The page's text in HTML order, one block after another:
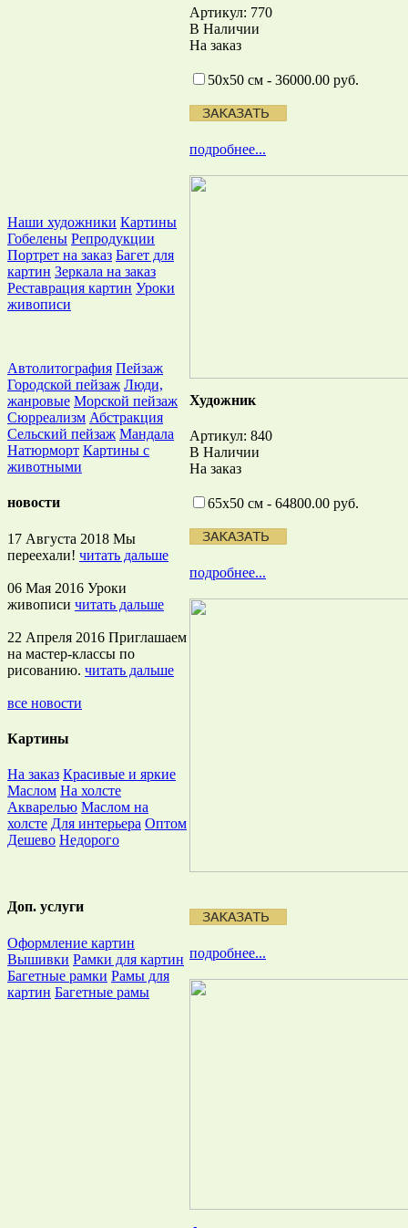
Наши художники Картины
Гобелены Репродукции
Портрет на заказ Багет для
картин Зеркала на заказ
Реставрация картин Уроки
живописи
Автолитография Пейзаж
Городской пейзаж Люди,
жанровые Морской пейзаж
Сюрреализм Абстракция
Сельский пейзаж Мандала
Натюрморт Картины с
животными
новости
17 Августа 2018 Мы
переехали! читать дальше
06 Мая 2016 Уроки
живописи читать дальше
22 Апреля 2016 Приглашаем
на мастер-классы по
рисованию. читать дальше
все новости
Картины
На заказ Красивые и яркие
Маслом На холсте
Акварелью Маслом на
холсте Для интерьера Оптом
Дешево Недорого
Доп. услуги
Оформление картин
Вышивки Рамки для картин
Багетные рамки Рамы для
картин Багетные рамы
Артикул: 770
В Наличии
На заказ
50х50 см - 36000.00 руб.
подробнее...
Художник
Артикул: 840
В Наличии
На заказ
65х50 см - 64800.00 руб.
подробнее...
подробнее...